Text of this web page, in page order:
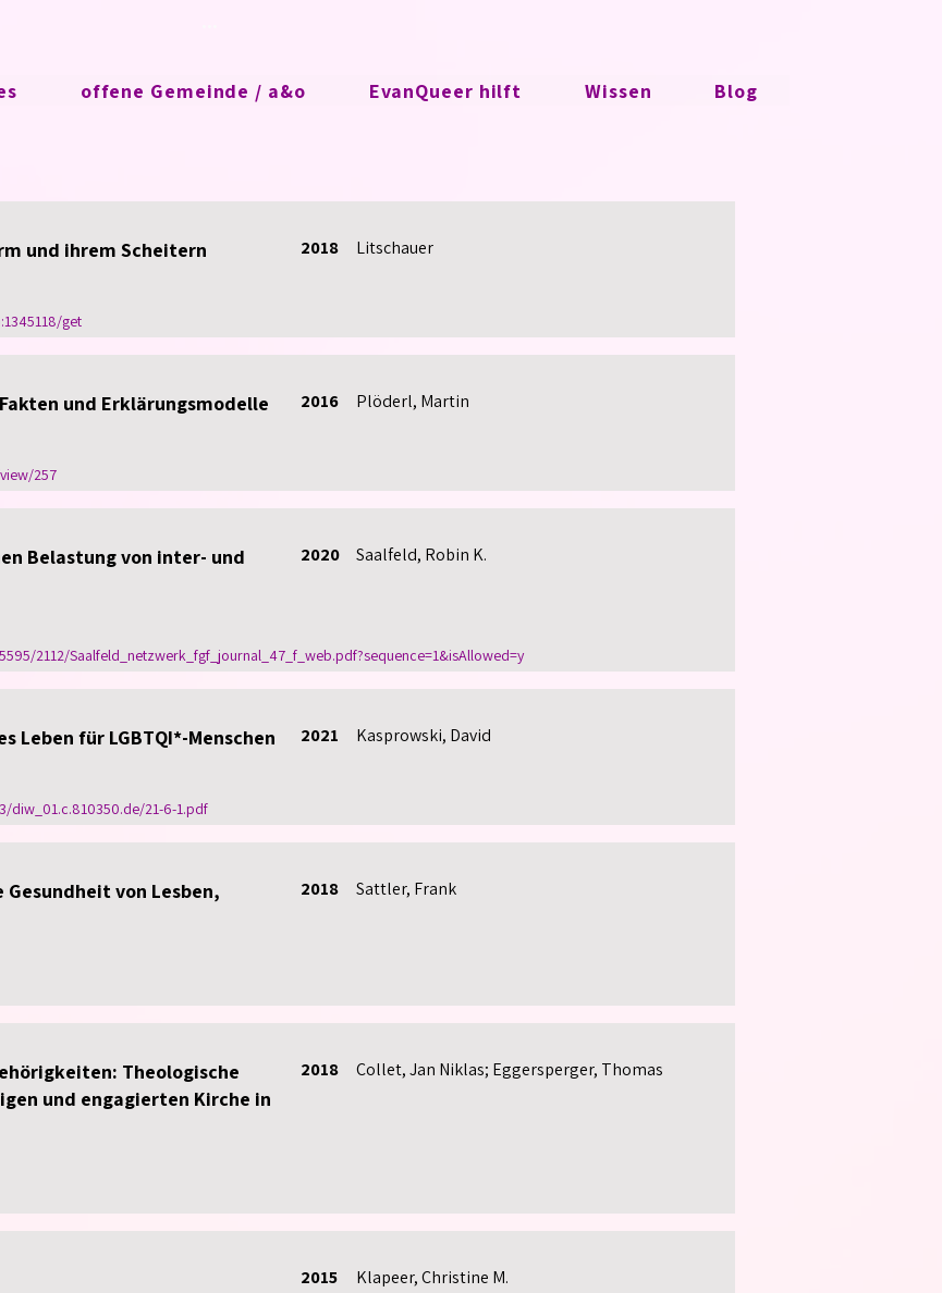
offene Gemeinde / a&o EvanQueer hilft Wissen Blog
und ihrem Scheitern 2018 Litschauer
get
und Erklärungsmodelle 2016 Plöderl, Martin
257
Belastung von inter- und
2020 Saalfeld, Robin K.
2112/Saalfeld_netzwerk_fgf_journal_47_f_web.pdf?sequence=1&isAllowed=y
Leben für LGBTQI*-Menschen 2021 Kasprowski, David
21-6-1.pdf
von Lesben,
2018 Sattler, Frank
Theologische
und engagierten Kirche in
2018 Collet, Jan Niklas; Eggersperger, Thomas
2015 Klapeer, Christine M.